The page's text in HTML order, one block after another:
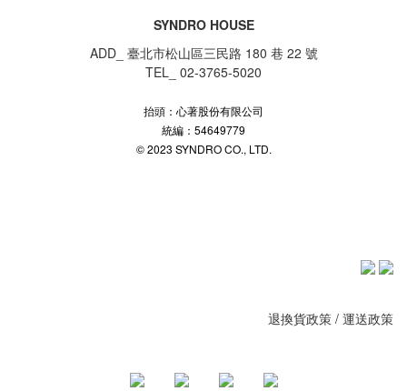
SYNDRO HOUSE
ADD_ 臺北市松山區三民路 180 巷 22 號
TEL_ 02-3765-5020
抬頭：心著股份有限公司
統編：54649779
© 2023 SYNDRO CO., LTD.
退換貨政策 / 運送政策